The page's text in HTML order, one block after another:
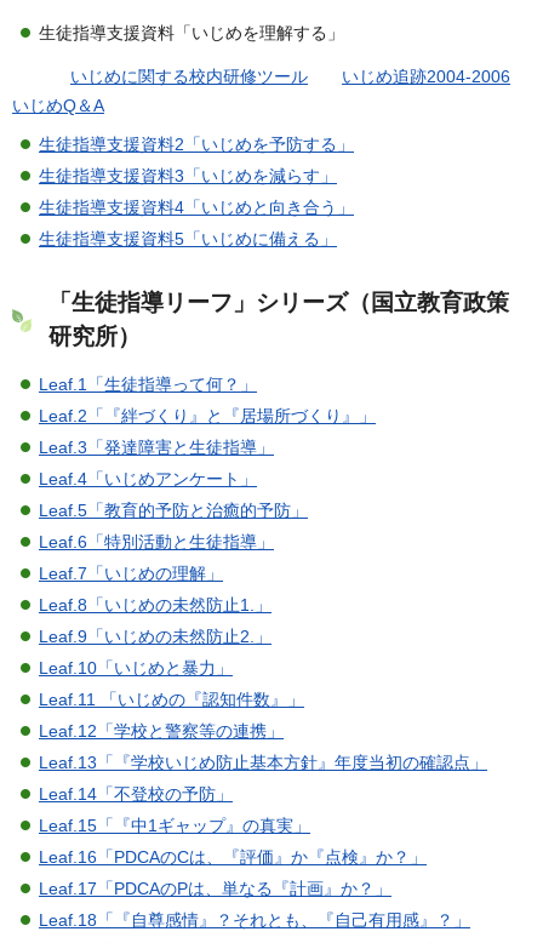
生徒指導支援資料「いじめを理解する」
いじめに関する校内研修ツール
いじめ追跡2004-2006
いじめQ＆A
生徒指導支援資料2「いじめを予防する」
生徒指導支援資料3「いじめを減らす」
生徒指導支援資料4「いじめと向き合う」
生徒指導支援資料5「いじめに備える」
「生徒指導リーフ」シリーズ（国立教育政策
研究所）
Leaf.1「生徒指導って何？」
Leaf.2「『絆づくり』と『居場所づくり』」
Leaf.3「発達障害と生徒指導」
Leaf.4「いじめアンケート」
Leaf.5「教育的予防と治癒的予防」
Leaf.6「特別活動と生徒指導」
Leaf.7「いじめの理解」
Leaf.8「いじめの未然防止1.」
Leaf.9「いじめの未然防止2.」
Leaf.10「いじめと暴力」
Leaf.11 「いじめの『認知件数』」
Leaf.12「学校と警察等の連携」
Leaf.13「『学校いじめ防止基本方針』年度当初の確認点」
Leaf.14「不登校の予防」
Leaf.15「『中1ギャップ』の真実」
Leaf.16「PDCAのCは、『評価』か『点検』か？」
Leaf.17「PDCAのPは、単なる『計画』か？」
Leaf.18「『自尊感情』？それとも、『自己有用感』？」